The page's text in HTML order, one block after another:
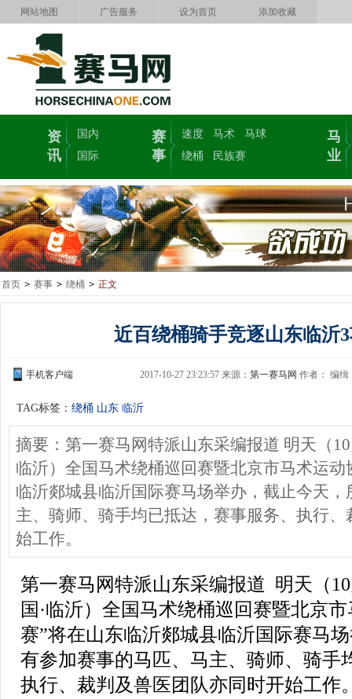
网站地图 广告服务 设为首页 添加收藏
资
讯
国内
国际
赛
事
速度 马术
马球
绕桶
民族赛
马
业
首页 > 赛事 > 绕桶 > 正文
近百绕桶骑手竞逐山东临沂
手机客户端 2017-10-27 23:23:57 来源：第一赛马网 作者： 编缉
TAG标签： 绕桶 山东 临沂
摘要：第一赛马网特派山东采编报道 明天（
临沂）全国马术绕桶巡回赛暨北京市马术运
临沂郯城县临沂国际赛马场举办，截止今天
主、骑师、骑手均已抵达，赛事服务、执行
始工作。
第一赛马网特派山东采编报道 明天（
国·临沂）全国马术绕桶巡回赛暨北京
赛”将在山东临沂郯城县临沂国际赛马
有参加赛事的马匹、马主、骑师、骑手
执行、裁判及兽医团队亦同时开始工作